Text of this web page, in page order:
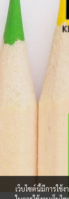
เว็บไซต์นี้มีการใช้